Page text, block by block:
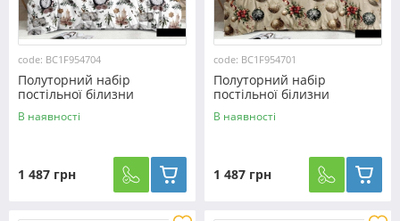
code: BC1F954704
Полуторний набір
постільної білизни
150*220 з Фланелі
№954704 Черешенька™
В наявності
1 487 грн
code: BC1F954701
Полуторний набір
постільної білизни
150*220 з Фланелі
№954701 Черешенька™
В наявності
1 487 грн